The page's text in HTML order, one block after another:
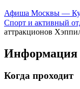
Афиша Москвы —
Спорт и активный
аттракционов
Информация
Когда проходит